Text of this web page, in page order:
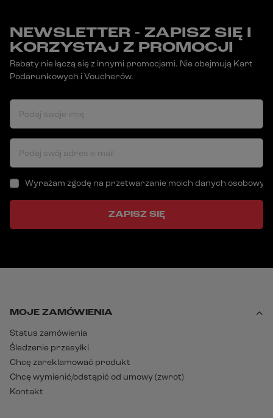
NEWSLETTER - ZAPISZ SIĘ I
KORZYSTAJ Z PROMOCJI
Rabaty nie łączą się z innymi promocjami. Nie obejmują Kart
Podarunkowych i Voucherów.
Podaj swoje imię
Podaj swój adres e-mail
Wyrażam zgodę na przetwarzanie moich danych
ZAPISZ SIĘ
MOJE ZAMÓWIENIA
Status zamówienia
Śledzenie przesyłki
Chcę zareklamować produkt
Chcę wymienić/odstąpić od umowy (zwrot)
Kontakt